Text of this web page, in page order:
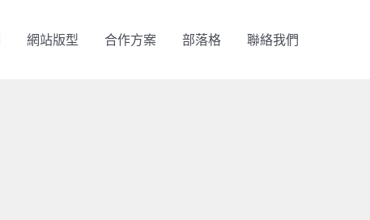
網站版型 合作方案 部落格 聯絡我們